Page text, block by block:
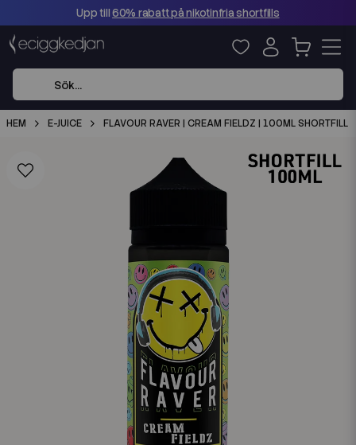
Upp till60% rabatt på nikotinfria shortfills
HEM E-JUICE FLAVOUR RAVER | CREAM FIELDZ | 100ML SHORTFILL